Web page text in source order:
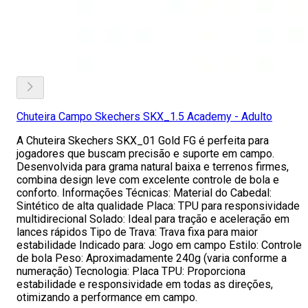
Chuteira Campo Skechers SKX_1.5 Academy - Adulto
A Chuteira Skechers SKX_01 Gold FG é perfeita para
jogadores que buscam precisão e suporte em campo.
Desenvolvida para grama natural baixa e terrenos firmes,
combina design leve com excelente controle de bola e
conforto. Informações Técnicas: Material do Cabedal:
Sintético de alta qualidade Placa: TPU para responsividade
multidirecional Solado: Ideal para tração e aceleração em
lances rápidos Tipo de Trava: Trava fixa para maior
estabilidade Indicado para: Jogo em campo Estilo: Controle
de bola Peso: Aproximadamente 240g (varia conforme a
numeração) Tecnologia: Placa TPU: Proporciona
estabilidade e responsividade em todas as direções,
otimizando a performance em campo.